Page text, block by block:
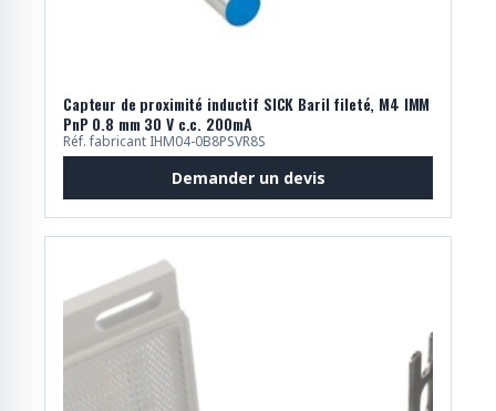
Capteur de proximité inductif SICK Baril fileté, M4 IMM
PnP 0.8 mm 30 V c.c. 200mA
Réf. fabricant IHM04-0B8PSVR8S
Demander un devis